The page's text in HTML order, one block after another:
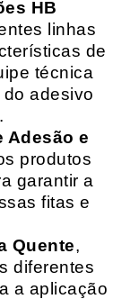
HB
linhas
de
técnica
adesivo
Adesão e
produtos
garantir a
fitas e
Quente,
diferentes
a aplicação